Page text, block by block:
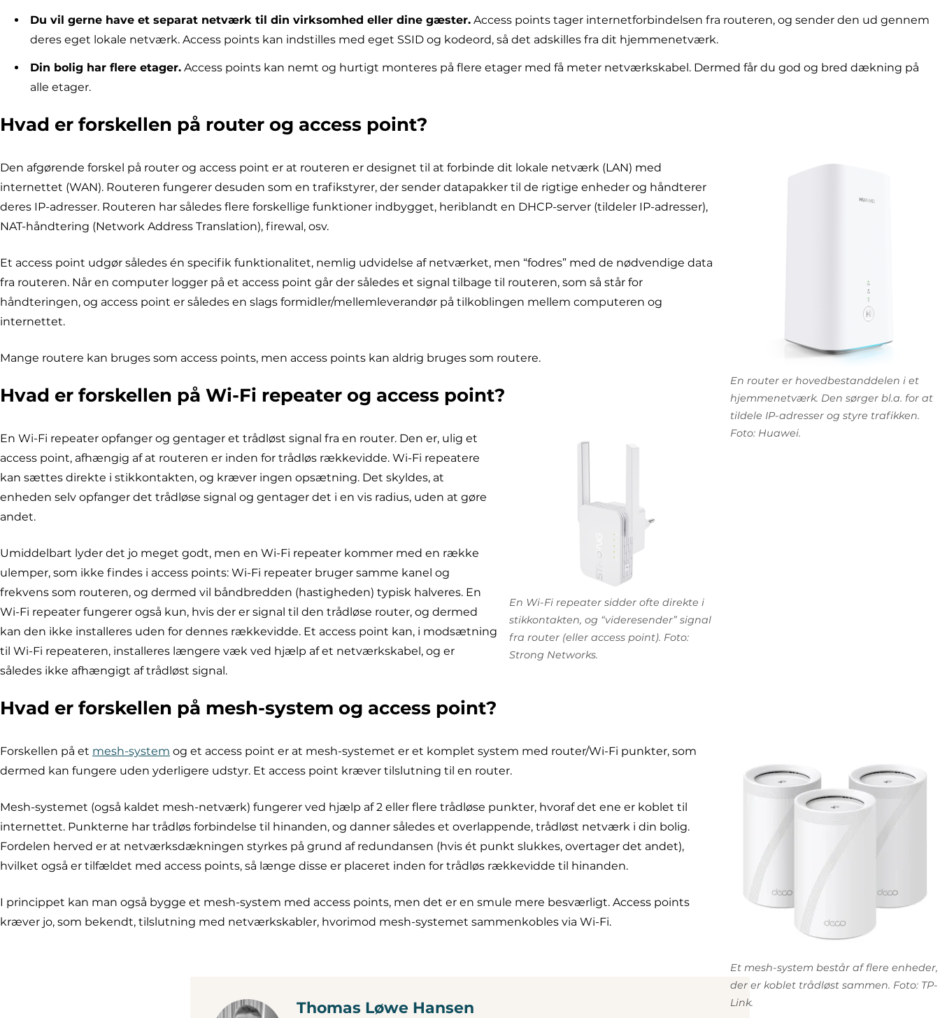
Du vil gerne have et separat netværk til din virksomhed eller dine gæster. Access points tager internetforbindelsen fra routeren, og sender den ud gennem
deres eget lokale netværk. Access points kan indstilles med eget SSID og kodeord, så det adskilles fra dit hjemmenetværk.
Din bolig har flere etager. Access points kan nemt og hurtigt monteres på flere etager med få meter netværkskabel. Dermed får du god og bred dækning på
alle etager.
Hvad er forskellen på router og access point?
En router er hovedbestanddelen i et
hjemmenetværk. Den sørger bl.a. for at
tildele IP-adresser og styre trafikken.
Foto: Huawei.
Den afgørende forskel på router og access point er at routeren er designet til at forbinde dit lokale netværk (LAN) med
internettet (WAN). Routeren fungerer desuden som en trafikstyrer, der sender datapakker til de rigtige enheder og håndterer
deres IP-adresser. Routeren har således flere forskellige funktioner indbygget, heriblandt en DHCP-server (tildeler IP-adresser),
NAT-håndtering (Network Address Translation), firewal, osv.
Et access point udgør således én specifik funktionalitet, nemlig udvidelse af netværket, men “fodres” med de nødvendige data
fra routeren. Når en computer logger på et access point går der således et signal tilbage til routeren, som så står for
håndteringen, og access point er således en slags formidler/mellemleverandør på tilkoblingen mellem computeren og
internettet.
Mange routere kan bruges som access points, men access points kan aldrig bruges som routere.
Hvad er forskellen på Wi-Fi repeater og access point?
En Wi-Fi repeater sidder ofte direkte i
stikkontakten, og “videresender” signal
fra router (eller access point). Foto:
Strong Networks.
En Wi-Fi repeater opfanger og gentager et trådløst signal fra en router. Den er, ulig et
access point, afhængig af at routeren er inden for trådløs rækkevidde. Wi-Fi repeatere
kan sættes direkte i stikkontakten, og kræver ingen opsætning. Det skyldes, at
enheden selv opfanger det trådløse signal og gentager det i en vis radius, uden at gøre
andet.
Umiddelbart lyder det jo meget godt, men en Wi-Fi repeater kommer med en række
ulemper, som ikke findes i access points: Wi-Fi repeater bruger samme kanel og
frekvens som routeren, og dermed vil båndbredden (hastigheden) typisk halveres. En
Wi-Fi repeater fungerer også kun, hvis der er signal til den trådløse router, og dermed
kan den ikke installeres uden for dennes rækkevidde. Et access point kan, i modsætning
til Wi-Fi repeateren, installeres længere væk ved hjælp af et netværkskabel, og er
således ikke afhængigt af trådløst signal.
Hvad er forskellen på mesh-system og access point?
Et mesh-system består af flere enheder,
der er koblet trådløst sammen. Foto: TP-
Link.
Forskellen på et mesh-system og et access point er at mesh-systemet er et komplet system med router/Wi-Fi punkter, som
dermed kan fungere uden yderligere udstyr. Et access point kræver tilslutning til en router.
Mesh-systemet (også kaldet mesh-netværk) fungerer ved hjælp af 2 eller flere trådløse punkter, hvoraf det ene er koblet til
internettet. Punkterne har trådløs forbindelse til hinanden, og danner således et overlappende, trådløst netværk i din bolig.
Fordelen herved er at netværksdækningen styrkes på grund af redundansen (hvis ét punkt slukkes, overtager det andet),
hvilket også er tilfældet med access points, så længe disse er placeret inden for trådløs rækkevidde til hinanden.
I princippet kan man også bygge et mesh-system med access points, men det er en smule mere besværligt. Access points
kræver jo, som bekendt, tilslutning med netværkskabler, hvorimod mesh-systemet sammenkobles via Wi-Fi.
Thomas Løwe Hansen